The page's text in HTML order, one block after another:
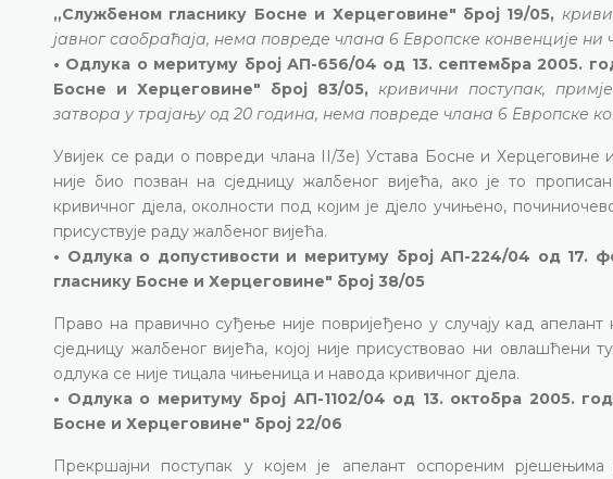
„Службеном гласнику Босне и Херцеговине" број 19/05,
јавног саобраћаја, нема повреде члана 6 Европске конвенције ни
• Одлука о меритуму број АП-656/04 од 13. септембра 2005.
Босне и Херцеговине" број 83/05, кривични поступак,
затвора у трајању од 20 година, нема повреде члана 6 Европске
Увијек се ради о повреди члана II/3е) Устава Босне и Херцеговине
није био позван на сједницу жалбеног вијећа, ако је то
кривичног дјела, околности под којим је дјело учињено,
присуствује раду жалбеног вијећа.
• Одлука о допустивости и меритуму број АП-224/04 од 17.
гласнику Босне и Херцеговине" број 38/05
Право на правично суђење није повријеђено у случају кад
сједницу жалбеног вијећа, којој није присуствовао ни овлашћени
одлука се није тицала чињеница и навода кривичног дјела.
• Одлука о меритуму број АП-1102/04 од 13. октобра 2005.
Босне и Херцеговине" број 22/06
Прекршајни поступак у којем је апелант оспореним